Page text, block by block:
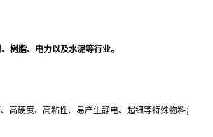
树脂、电力以及水泥等行业。
高硬度、高粘性、易产生静电、超细等特殊物料；